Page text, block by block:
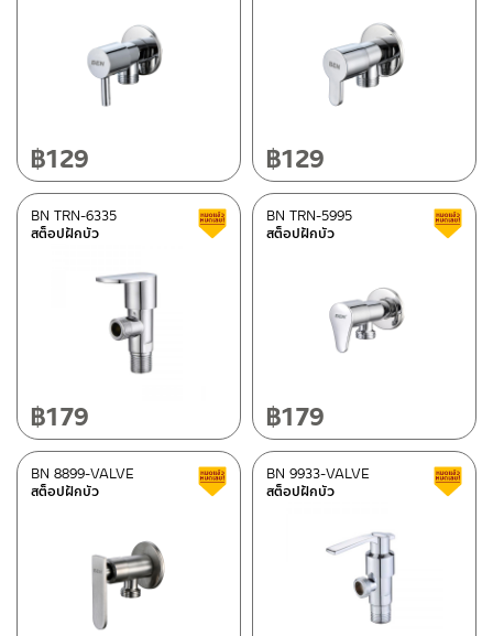
฿129 ฿129
สต็อปฝักบัว
BN TRN-6335 สินค้าลดราคา เคลียร์สต็อก
฿179
สต็อปฝักบัว
BN TRN-5995
฿179
สต็อปฝักบัว
BN 8899-VALVE สินค้าลดราคา เคลียร์สต็อก
สต็อปฝักบัว
BN 9933-VALVE